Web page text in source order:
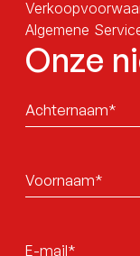
Algemene
Onze
Sans
titre
titre